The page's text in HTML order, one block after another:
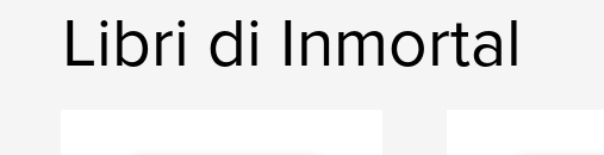
Libri di Inmortal